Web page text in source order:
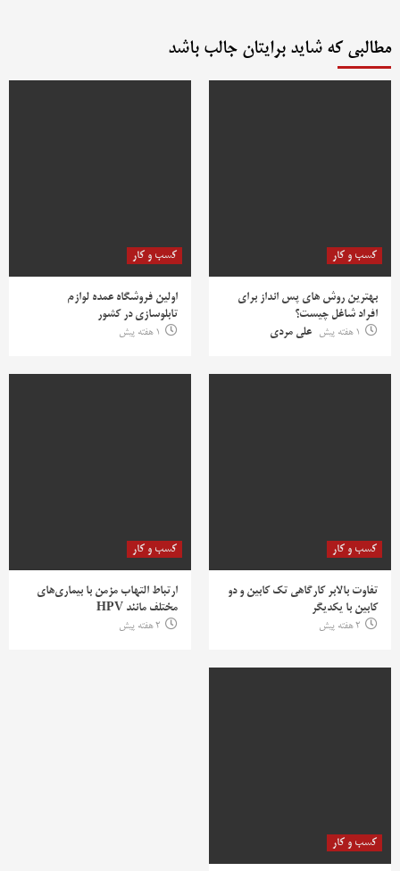
مطالبی که شاید برایتان جالب باشد
کسب و کار
بهترین روش‌ های پس‌ انداز برای
افراد شاغل چیست؟
1 هفته پیش
علی مردی
کسب و کار
اولین فروشگاه عمده لوازم
تابلوسازی در کشور
1 هفته پیش
کسب و کار
تفاوت بالابر کارگاهی تک کابین و دو
کابین با یکدیگر
2 هفته پیش
کسب و کار
ارتباط التهاب مزمن با بیماری‌های
مختلف مانند HPV
2 هفته پیش
کسب و کار